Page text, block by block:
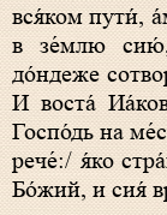
вся́ком пути́,
в зе́млю
до́ндеже
И воста́
Госпо́дь на
рече́:/ я́ко
Бо́жий, и сия́